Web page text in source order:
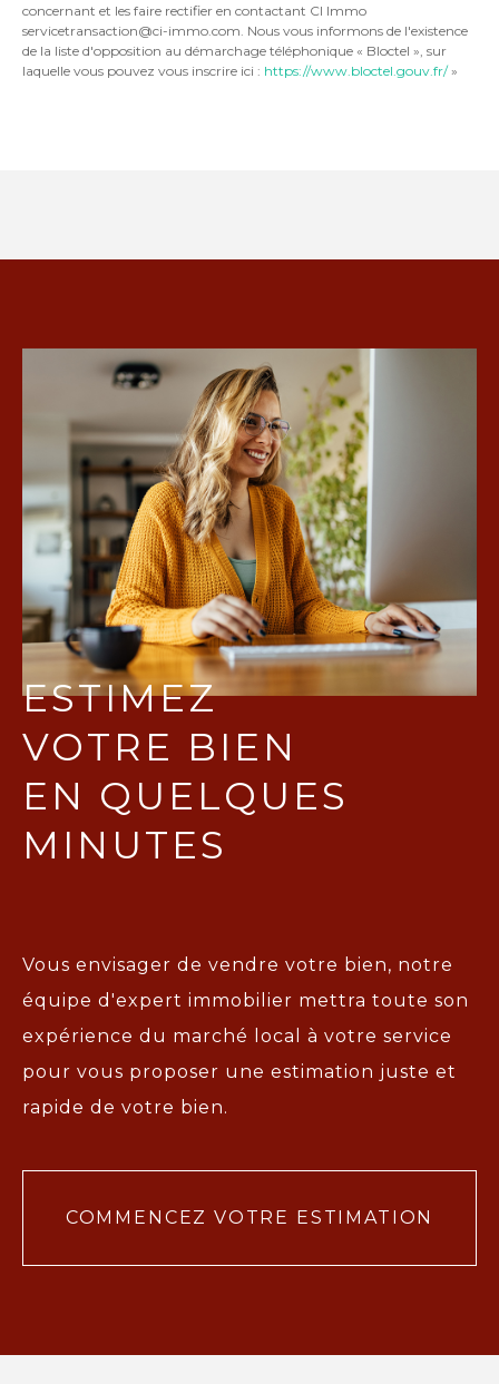
concernant et les faire rectifier en contactant CI Immo
servicetransaction@ci-immo.com. Nous vous informons de l'existence
de la liste d'opposition au démarchage téléphonique « Bloctel », sur
laquelle vous pouvez vous inscrire ici : https://www.bloctel.gouv.fr/»
ESTIMEZ
VOTRE BIEN
EN QUELQUES
MINUTES
Vous envisager de vendre votre bien, notre
équipe d'expert immobilier mettra toute son
expérience du marché local à votre service
pour vous proposer une estimation juste et
rapide de votre bien.
COMMENCEZ VOTRE ESTIMATION